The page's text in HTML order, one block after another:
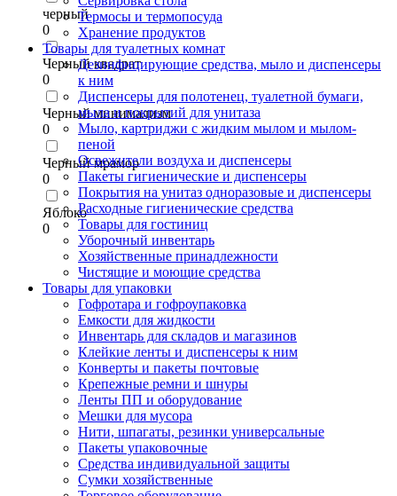
черный
0
Черный квадрат
0
Черный минимализм
0
Черный мрамор
0
Яблоко
0
Термосы и термопосуда
Хранение продуктов
Товары для туалетных комнат
Дезинфицирующие средства, мыло и диспенсеры
к ним
Диспенсеры для полотенец, туалетной бумаги,
мыла и покрытий для унитаза
Мыло, картриджи с жидким мылом и мылом-
пеной
Освежители воздуха и диспенсеры
Пакеты гигиенические и диспенсеры
Покрытия на унитаз одноразовые и диспенсеры
Расходные гигиенические средства
Товары для гостиниц
Уборочный инвентарь
Хозяйственные принадлежности
Чистящие и моющие средства
Товары для упаковки
Гофротара и гофроупаковка
Емкости для жидкости
Инвентарь для складов и магазинов
Клейкие ленты и диспенсеры к ним
Конверты и пакеты почтовые
Крепежные ремни и шнуры
Ленты ПП и оборудование
Мешки для мусора
Нити, шпагаты, резинки универсальные
Пакеты упаковочные
Средства индивидуальной защиты
Сумки хозяйственные